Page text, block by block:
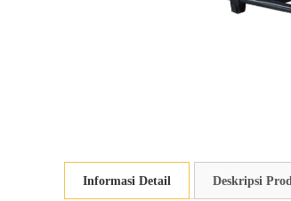
Informasi Detail Deskripsi